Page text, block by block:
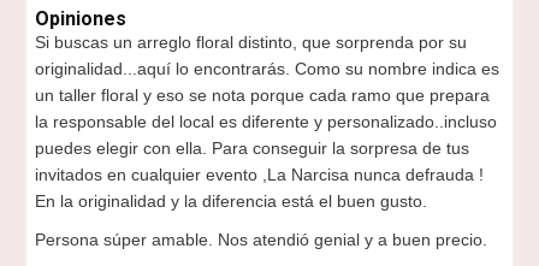
Opiniones
Si buscas un arreglo floral distinto, que sorprenda por su
originalidad...aquí lo encontrarás. Como su nombre indica es
un taller floral y eso se nota porque cada ramo que prepara
la responsable del local es diferente y personalizado..incluso
puedes elegir con ella. Para conseguir la sorpresa de tus
invitados en cualquier evento ,La Narcisa nunca defrauda !
En la originalidad y la diferencia está el buen gusto.
Persona súper amable. Nos atendió genial y a buen precio.